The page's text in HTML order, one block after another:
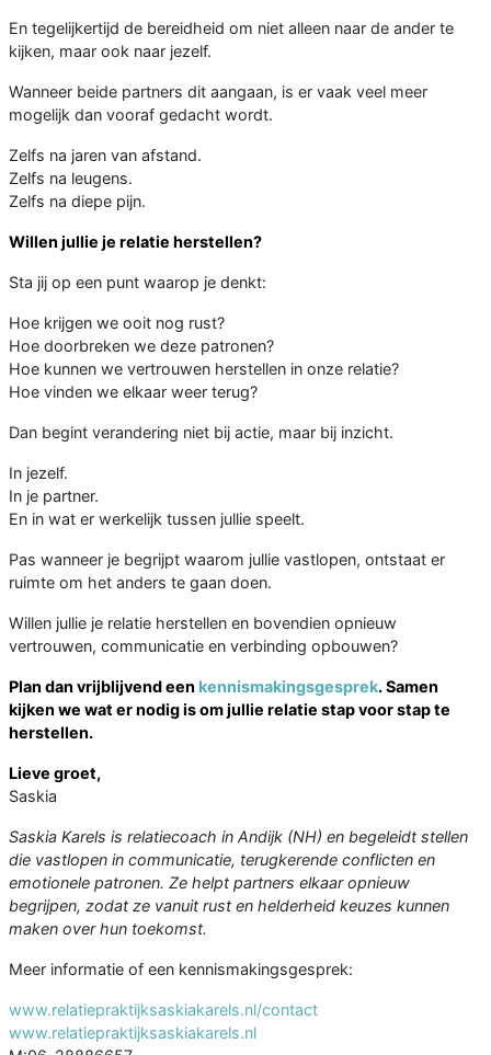
En tegelijkertijd de bereidheid om niet alleen naar de ander te
kijken, maar ook naar jezelf.
Wanneer beide partners dit aangaan, is er vaak veel meer
mogelijk dan vooraf gedacht wordt.
Zelfs na jaren van afstand.
Zelfs na leugens.
Zelfs na diepe pijn.
Willen jullie je relatie herstellen?
Sta jij op een punt waarop je denkt:
Hoe krijgen we ooit nog rust?
Hoe doorbreken we deze patronen?
Hoe kunnen we vertrouwen herstellen in onze relatie?
Hoe vinden we elkaar weer terug?
Dan begint verandering niet bij actie, maar bij inzicht.
In jezelf.
In je partner.
En in wat er werkelijk tussen jullie speelt.
Pas wanneer je begrijpt waarom jullie vastlopen, ontstaat er
ruimte om het anders te gaan doen.
Willen jullie je relatie herstellen en bovendien opnieuw
vertrouwen, communicatie en verbinding opbouwen?
Plan dan vrijblijvend een kennismakingsgesprek. Samen
kijken we wat er nodig is om jullie relatie stap voor stap te
herstellen.
Lieve groet,
Saskia
Saskia Karels is relatiecoach in Andijk (NH) en begeleidt stellen
die vastlopen in communicatie, terugkerende conflicten en
emotionele patronen. Ze helpt partners elkaar opnieuw
begrijpen, zodat ze vanuit rust en helderheid keuzes kunnen
maken over hun toekomst.
Meer informatie of een kennismakingsgesprek:
www.relatiepraktijksaskiakarels.nl/contact
www.relatiepraktijksaskiakarels.nl